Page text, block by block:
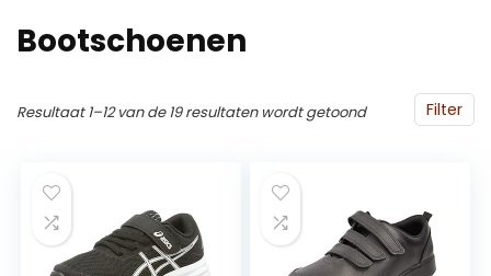
Bootschoenen
Filter
Resultaat 1–12 van de 19 resultaten wordt getoond